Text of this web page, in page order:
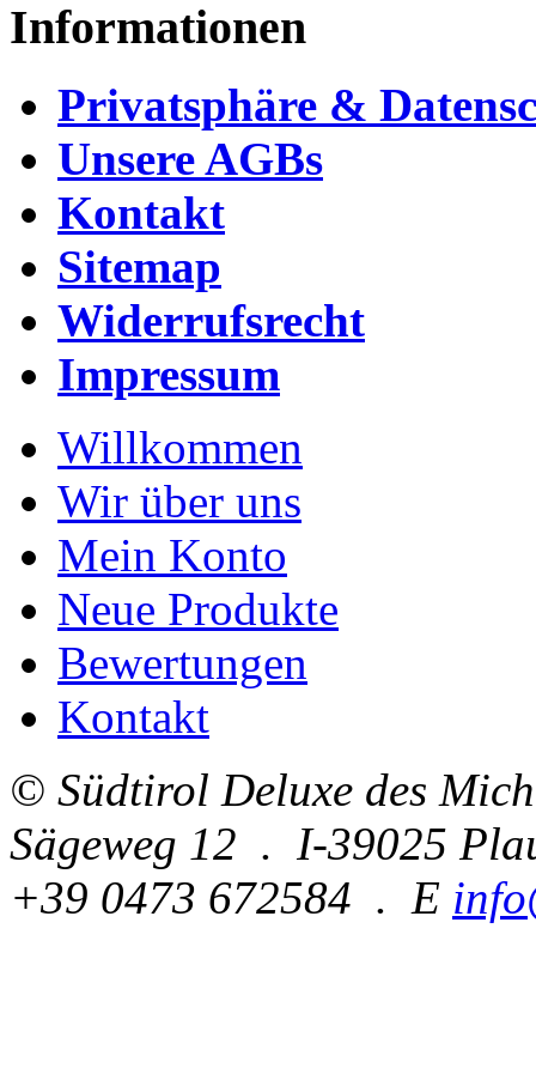
Informationen
Privatsphäre &
Unsere AGBs
Kontakt
Sitemap
Widerrufsrecht
Impressum
Willkommen
Wir über uns
Mein Konto
Neue Produkte
Bewertungen
Kontakt
© Südtirol Deluxe des
Sägeweg 12 . I-39025
+39 0473 672584 . E